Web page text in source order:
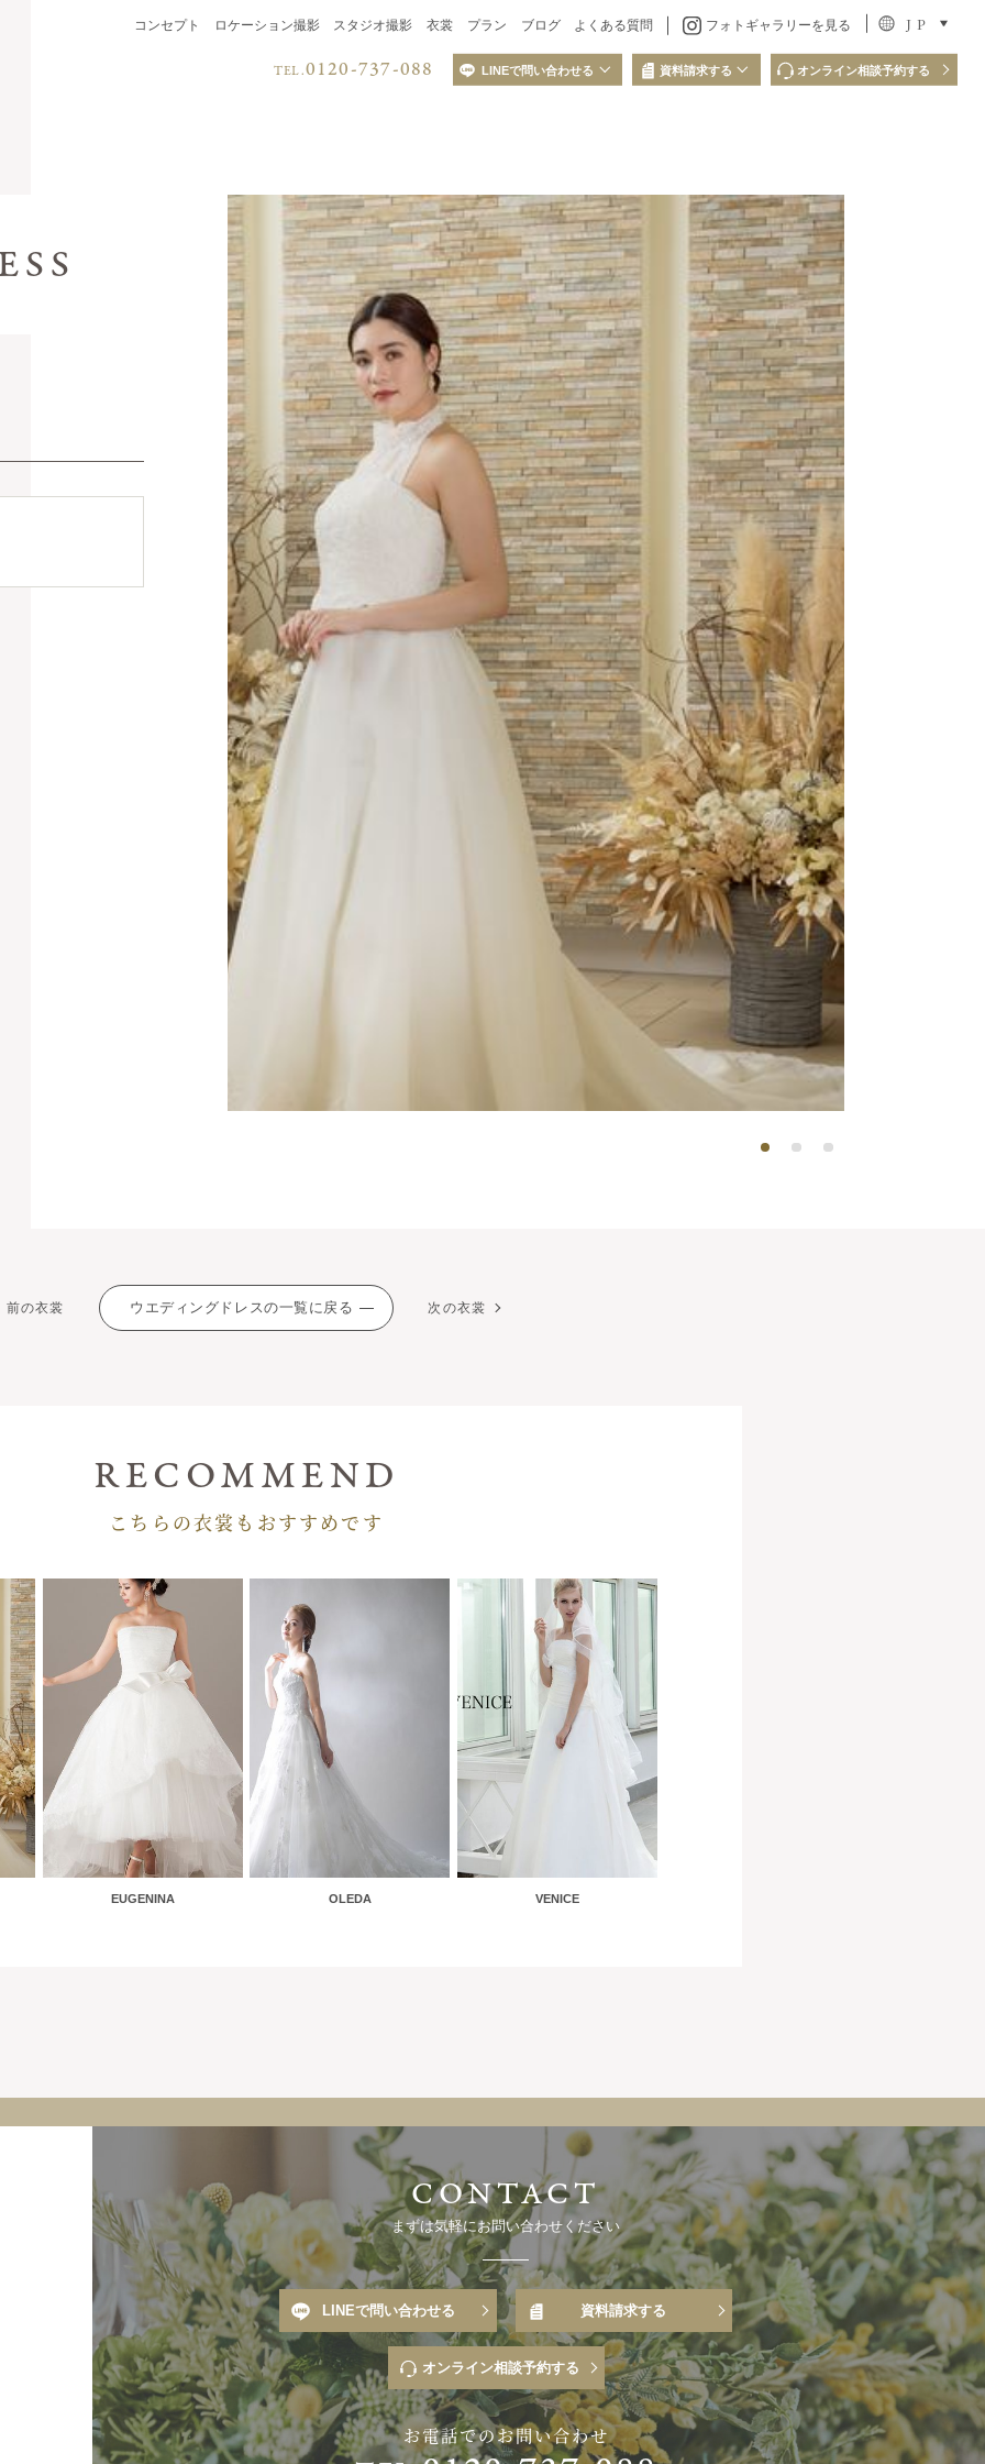
コンセプト ロケーション撮影 スタジオ撮影 衣裳 プラン ブログ よくある質問 フォトギャラリーを見る J P
TEL.0120-737-088 LINEで問い合わせる
LINEからお問い合わせください
資料請求する
LINEからお問い合わせください
オンライン相談予約する
前の衣裳 ウエディングドレスの一覧に戻る 次の衣裳
こちらの衣裳もおすすめです
EUGENINA OLEDA VENICE
まずは気軽にお問い合わせください
LINEで問い合わせる 資料請求する
オンライン相談予約する
お電話でのお問い合わせ